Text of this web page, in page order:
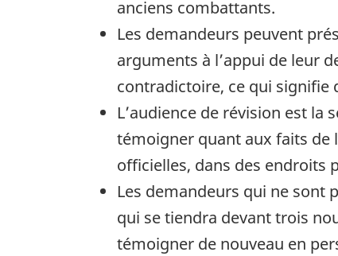
anciens combattants.
Les demandeurs peuvent
arguments à l’appui de leur
contradictoire, ce qui signifie
L’audience de révision est
témoigner quant aux faits de
officielles, dans des endroits
Les demandeurs qui ne sont
qui se tiendra devant trois
témoigner de nouveau en